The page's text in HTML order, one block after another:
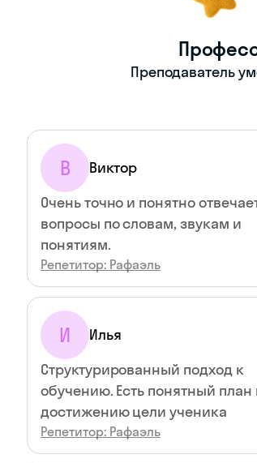
Преподаватель
В Виктор
Очень точно и понятно
вопросы по словам, звукам и
понятиям.
Репетитор: Рафаэль
И Илья
Структурированный подход к
обучению. Есть понятный план
достижению цели ученика
Репетитор: Рафаэль